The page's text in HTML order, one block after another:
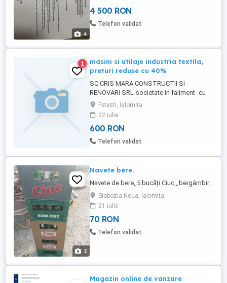
4
ANAF sau alte instituții Neplătitoare de
TVA Acte la zi și situație juridică clară
4 500 RON
Telefon validat
1
masini si utilaje industria textila,
preturi reduse cu 40%
SC CRIS MARA CONSTRUCTII SI
RENOVARI SRL-societate in faliment- cu
sediul in municipiul Fetesti, str. Gheorghe
Lazar, nr. 13, jud. Ialomita, inregistrata la
ORC Ialomita sub nr. J 21 349 2019, CUI
41009864, prin lichidator judiciar, C.I.I.
Zaharescu Pavel, numit de Tribunalul
Fetesti, Ialomita
22 iulie
600 RON
Telefon validat
2
Navete bere.
Navete de bere,,5 bucăți Ciuc,,,bergâmbir..
Slobozia Noua, Ialomita
21 iulie
70 RON
Telefon validat
Magazin online de vanzare